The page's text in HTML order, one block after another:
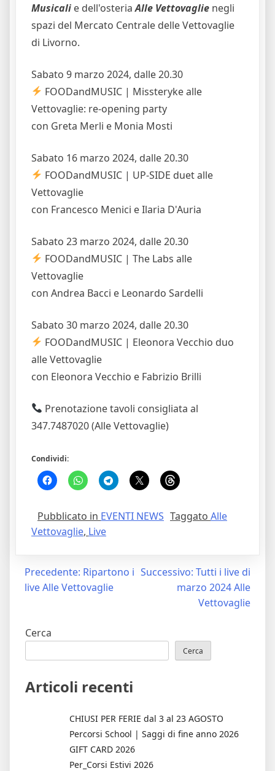
Musicali e dell'osteriaAlle Vettovaglie negli
spazi del Mercato Centrale delle Vettovaglie
di Livorno.
Sabato 9 marzo 2024, dalle 20.30
FOODandMUSIC | Missteryke alle
Vettovaglie: re-opening party
con Greta Merli e Monia Mosti
Sabato 16 marzo 2024, dalle 20.30
FOODandMUSIC | UP-SIDE duet alle
Vettovaglie
con Francesco Menici e Ilaria D'Auria
Sabato 23 marzo 2024, dalle 20.30
FOODandMUSIC | The Labs alle
Vettovaglie
con Andrea Bacci e Leonardo Sardelli
Sabato 30 marzo 2024, dalle 20.30
FOODandMUSIC | Eleonora Vecchio duo
alle Vettovaglie
con Eleonora Vecchio e Fabrizio Brilli
Prenotazione tavoli consigliata al
347.7487020 (Alle Vettovaglie)
Condividi:
Pubblicato in EVENTI NEWS Taggato Alle
Vettovaglie, Live
Navigazione
Precedente: Ripartono i
live Alle Vettovaglie
Successivo: Tutti i live di
marzo 2024 Alle
Vettovaglie
Cerca
Cerca
Articoli recenti
CHIUSI PER FERIE dal 3 al 23 AGOSTO
Percorsi School | Saggi di fine anno 2026
GIFT CARD 2026
Per_Corsi Estivi 2026